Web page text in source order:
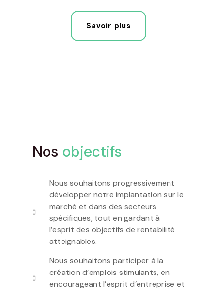
Savoir plus
Nos objectifs
Nous souhaitons progressivement
développer notre implantation sur le
marché et dans des secteurs
spécifiques, tout en gardant à
l’esprit des objectifs de rentabilité
atteignables.
Nous souhaitons participer à la
création d’emplois stimulants, en
encourageant l’esprit d’entreprise et